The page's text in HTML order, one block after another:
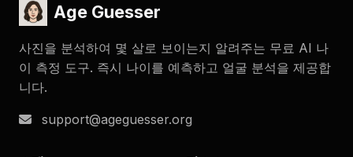
Age Guesser
사진을 분석하여 몇 살로 보이는지 알려주는 무료 AI 나
이 측정 도구. 즉시 나이를 예측하고 얼굴 분석을 제공합
니다.
support@ageguesser.org